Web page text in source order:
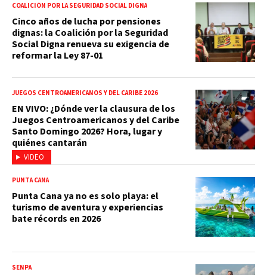
COALICIÓN POR LA SEGURIDAD SOCIAL DIGNA
Cinco años de lucha por pensiones
dignas: la Coalición por la Seguridad
Social Digna renueva su exigencia de
reformar la Ley 87-01
VIDEO
JUEGOS CENTROAMERICANOS Y DEL CARIBE 2026
EN VIVO: ¿Dónde ver la clausura de los
Juegos Centroamericanos y del Caribe
Santo Domingo 2026? Hora, lugar y
quiénes cantarán
PUNTA CANA
Punta Cana ya no es solo playa: el
turismo de aventura y experiencias
bate récords en 2026
SENPA